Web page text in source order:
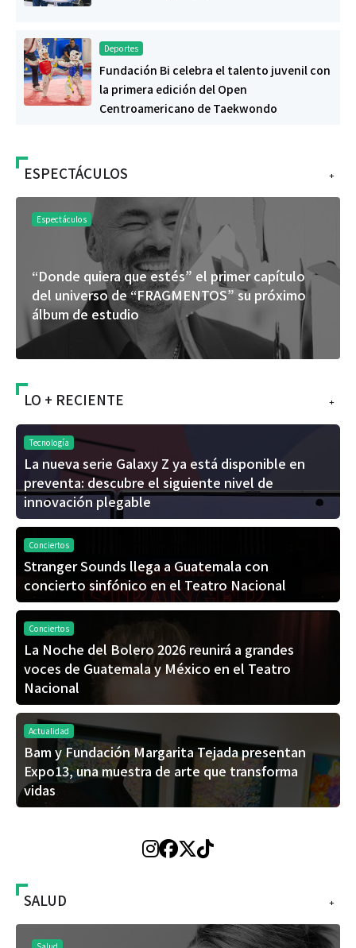
Deportes
Fundación Bi celebra el talento juvenil con
la primera edición del Open
Centroamericano de Taekwondo
+
ESPECTÁCULOS
Espectáculos
“Donde quiera que estés” el primer capítulo
del universo de “FRAGMENTOS” su próximo
álbum de estudio
+
LO + RECIENTE
Tecnología
La nueva serie Galaxy Z ya está disponible en
preventa: descubre el siguiente nivel de
innovación plegable
Conciertos
Stranger Sounds llega a Guatemala con
concierto sinfónico en el Teatro Nacional
Conciertos
La Noche del Bolero 2026 reunirá a grandes
voces de Guatemala y México en el Teatro
Nacional
Actualidad
Bam y Fundación Margarita Tejada presentan
Expo13, una muestra de arte que transforma
vidas
+
SALUD